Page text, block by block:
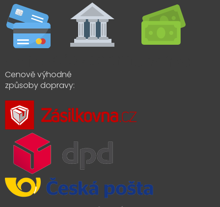
Cenově výhodné
způsoby dopravy: